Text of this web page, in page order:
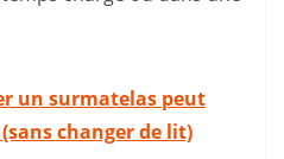
un surmatelas peut
changer de lit)